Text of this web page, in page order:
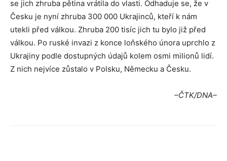
se jich zhruba pětina vrátila do vlasti. Odhaduje se, že v
Česku je nyní zhruba 300 000 Ukrajinců, kteří k nám
utekli před válkou. Zhruba 200 tisíc jich tu bylo již před
válkou. Po ruské invazi z konce loňského února uprchlo z
Ukrajiny podle dostupných údajů kolem osmi milionů lidí.
Z nich nejvíce zůstalo v Polsku, Německu a Česku.
–ČTK/DNA–